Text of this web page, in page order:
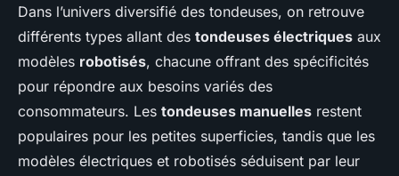
Dans l’univers diversifié des tondeuses, on retrouve
différents types allant des tondeuses électriques aux
modèles robotisés, chacune offrant des spécificités
pour répondre aux besoins variés des
consommateurs. Les tondeuses manuelles restent
populaires pour les petites superficies, tandis que les
modèles électriques et robotisés séduisent par leur